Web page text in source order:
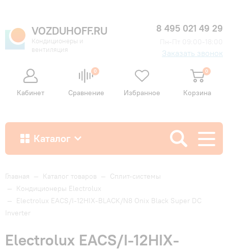
VOZDUHOFF.RU
Кондиционеры и
вентиляция
8 495 021 49 29
Заказать звонок
Кабинет
0
Сравнение Избранное
0
Корзина
Каталог
Как купить
Доставка и оплата
Гарантия и сервис
Главная — Каталог товаров — Сплит-системы
— Кондиционеры Electrolux
— Electrolux EACS/I-12HIX-BLACK/N8 Onix Black Super DC
Inverter
Electrolux EACS/I-12HIX-